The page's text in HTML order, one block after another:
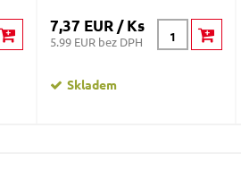
7,37 EUR / Ks
5.99 EUR bez DPH
Skladem